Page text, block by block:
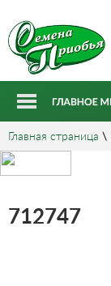
Главная страница \
712747